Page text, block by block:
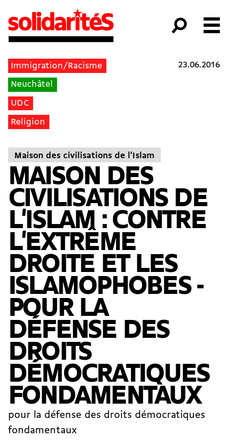
Immigration/Racisme
Neuchâtel
UDC
Religion
23.06.2016
Maison des civilisations de l'Islam
MAISON DES
CIVILISATIONS DE
L'ISLAM : CONTRE
L'EXTRÊME
DROITE ET LES
ISLAMOPHOBES -
POUR LA
DÉFENSE DES
DROITS
DÉMOCRATIQUES
FONDAMENTAUX
pour la défense des droits démocratiques
fondamentaux